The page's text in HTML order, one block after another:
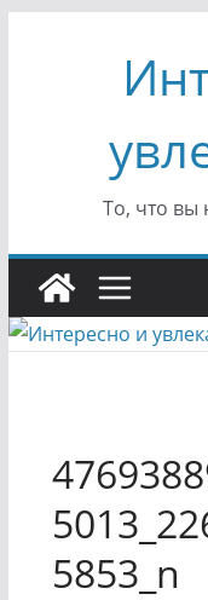
содержимому
То, что вы
5853_n